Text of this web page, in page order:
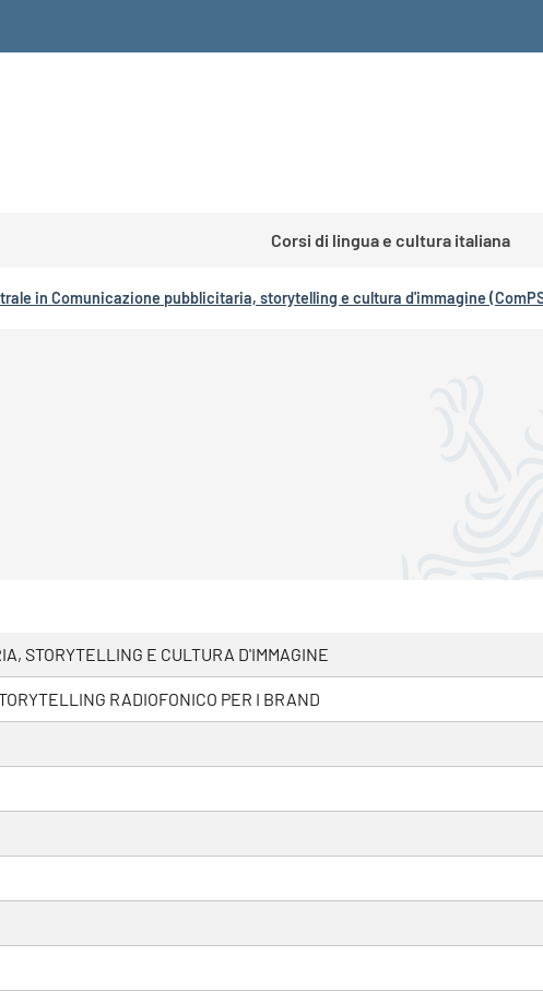
Corsi di lingua e cultura italiana
in Comunicazione pubblicitaria, storytelling e cultura d'immagine
STORYTELLING E CULTURA D'IMMAGINE
RADIOFONICO PER I BRAND